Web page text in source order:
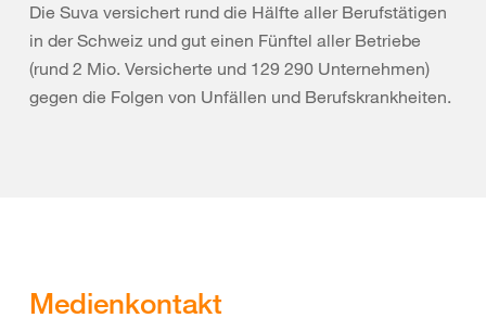
Die Suva versichert rund die Hälfte aller Berufstätigen
in der Schweiz und gut einen Fünftel aller Betriebe
(rund 2 Mio. Versicherte und 129 290 Unternehmen)
gegen die Folgen von Unfällen und Berufskrankheiten.
Medienkontakt